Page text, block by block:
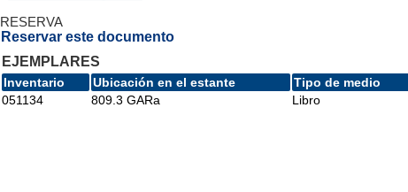
RESERVA
Reservar este documento
EJEMPLARES
Inventario Ubicación en el estante Tipo de medio
051134
809.3 GARa Libro